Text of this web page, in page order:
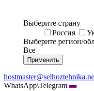
Выберите страну
Россия
Выберите регион/
Все
WhatsApp\Telegram